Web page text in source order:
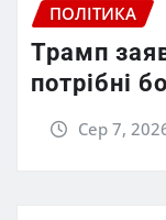
ПОЛІТИКА
Трамп
потрібні
Сер 7,